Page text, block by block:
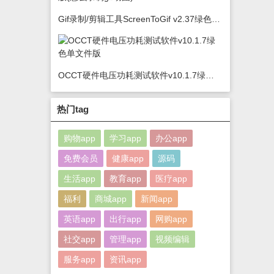
热门tag
购物app 学习app 办公app
免费会员 健康app 源码
生活app 教育app 医疗app
福利 商城app 新闻app
英语app 出行app 网购app
社交app 管理app 视频编辑
服务app 资讯app